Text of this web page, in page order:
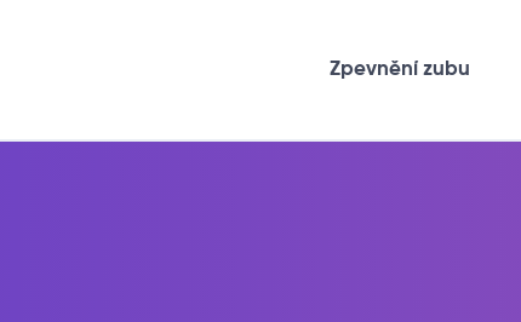
Zpevnění zubu